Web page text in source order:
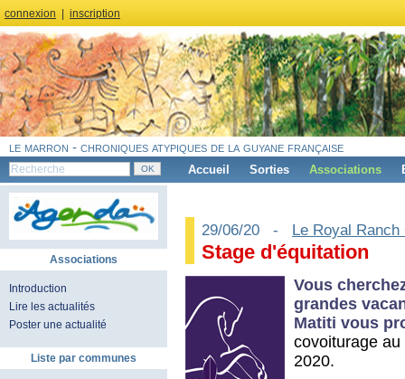
connexion inscription
le marron - chroniques atypiques de la guyane française
Accueil Sorties Associations
Associations
Introduction
Lire les actualités
Poster une actualité
Liste par communes
29/06/20 - Le Royal
Stage d'équitation
Vous
grandes
Matiti vous
covoiturage
2020.